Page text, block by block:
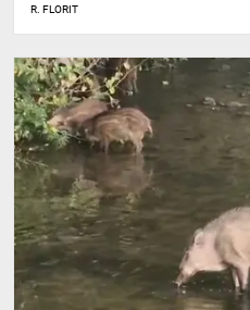
R. FLORIT